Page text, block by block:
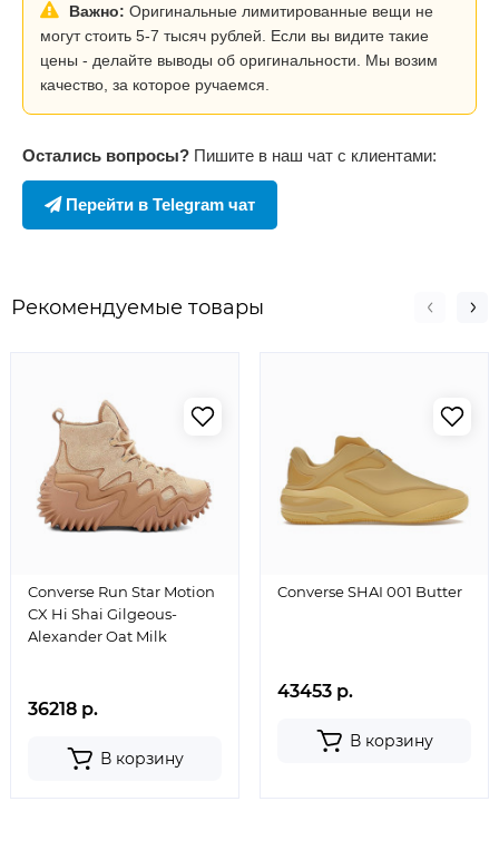
Важно: Оригинальные лимитированные вещи не
могут стоить 5-7 тысяч рублей. Если вы видите такие
цены - делайте выводы об оригинальности. Мы возим
качество, за которое ручаемся.
Остались вопросы? Пишите в наш чат с клиентами:
Перейти в Telegram чат
Рекомендуемые товары
Converse Run Star Motion
CX Hi Shai Gilgeous-
Alexander Oat Milk
36218 р.
В корзину
Converse SHAI 001 Butter
43453 р.
В корзину